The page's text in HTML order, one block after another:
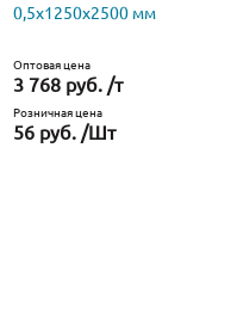
0,5х1250х2500 мм
Оптовая цена
3 768 руб. /т
Розничная цена
56 руб. /Шт